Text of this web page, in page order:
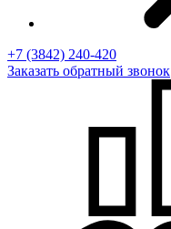
+7 (3842) 240-420
Заказать обратный звонок